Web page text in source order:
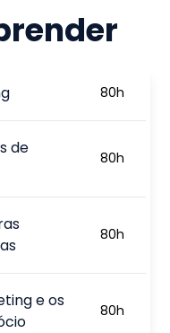
80h
de
80h
80h
e os
80h